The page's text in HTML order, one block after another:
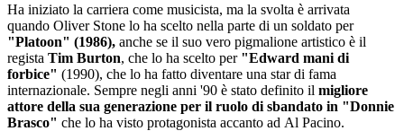
Ha iniziato la carriera come musicista, ma la svolta è arrivata
quando Oliver Stone lo ha scelto nella parte di un soldato per
"Platoon" (1986), anche se il suo vero pigmalione artistico è il
regista Tim Burton, che lo ha scelto per "Edward mani di
forbice" (1990), che lo ha fatto diventare una star di fama
internazionale. Sempre negli anni '90 è stato definito il migliore
attore della sua generazione per il ruolo di sbandato in "Donnie
Brasco" che lo ha visto protagonista accanto ad Al Pacino.